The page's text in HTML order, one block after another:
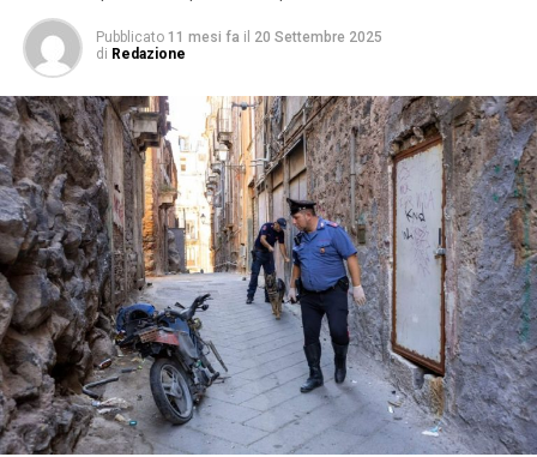
Pubblicato 11 mesi fa il 20 Settembre 2025
di Redazione